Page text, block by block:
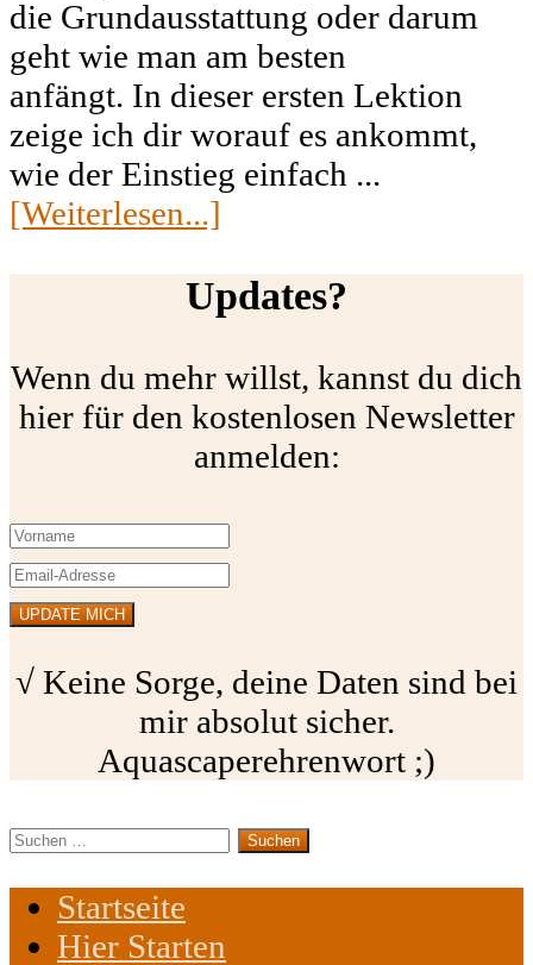
die Grundausstattung oder darum
geht wie man am besten
anfängt. In dieser ersten Lektion
zeige ich dir worauf es ankommt,
wie der Einstieg einfach ...
[Weiterlesen...]
Updates?
Wenn du mehr willst, kannst du dich
hier für den kostenlosen Newsletter
anmelden:
√ Keine Sorge, deine Daten sind bei
mir absolut sicher.
Aquascaperehrenwort ;)
Suchen
Startseite
Hier Starten